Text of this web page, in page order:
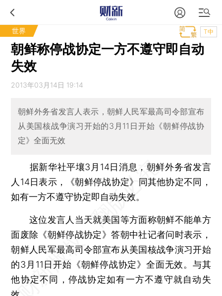
世界 T中
朝鲜称停战协定一方不遵守即自动
失效
2013年03月14日 19:14
朝鲜外务省发言人表示，朝鲜人民军最高司令部宣布
从美国核战争演习开始的3月11日开始《朝鲜停战协
定》全面无效
据新华社平壤3月14日消息，朝鲜外务省发言
人14日表示，《朝鲜停战协定》同其他协定不同，
如有一方不遵守协定即自动失效。
这位发言人当天就美国等方面称朝鲜不能单方
面废除《朝鲜停战协定》答朝中社记者问时表示，
朝鲜人民军最高司令部宣布从美国核战争演习开始
的3月11日开始《朝鲜停战协定》全面无效。与其
他协定不同，停战协定如有一方不遵守就自动失